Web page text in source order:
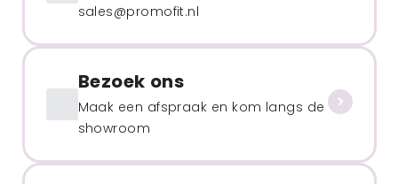
sales@promofit.nl
Bezoek ons
Maak een afspraak en kom langs de
showroom